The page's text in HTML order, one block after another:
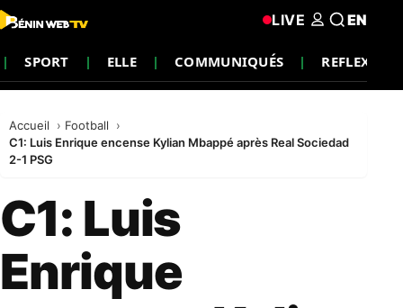
SPORT ELLE COMMUNIQUÉS REFLEXION
LIVE EN
Accueil
Football
C1: Luis Enrique encense Kylian Mbappé après Real Sociedad
2-1 PSG
C1: Luis
Enrique